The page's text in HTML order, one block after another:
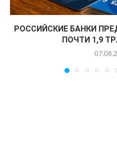
РОССИЙСКИЕ БАНКИ
ПОЧТИ 1,9